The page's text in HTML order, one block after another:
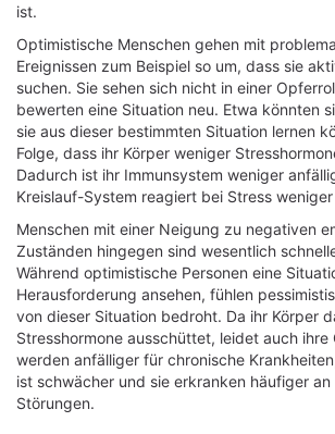
ist.
Optimistische Menschen gehen mit
Ereignissen zum Beispiel so um, dass sie
suchen. Sie sehen sich nicht in einer
bewerten eine Situation neu. Etwa könnten
sie aus dieser bestimmten Situation lernen
Folge, dass ihr Körper weniger
Dadurch ist ihr Immunsystem weniger
Kreislauf-System reagiert bei Stress
Menschen mit einer Neigung zu negativen
Zuständen hingegen sind wesentlich
Während optimistische Personen eine
Herausforderung ansehen, fühlen
von dieser Situation bedroht. Da ihr Körper
Stresshormone ausschüttet, leidet auch ihre
werden anfälliger für chronische
ist schwächer und sie erkranken häufiger
Störungen.